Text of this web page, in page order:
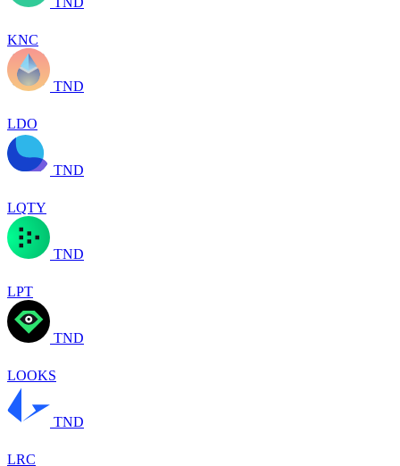
KNC
TND
LDO
TND
LQTY
TND
LPT
TND
LOOKS
TND
LRC